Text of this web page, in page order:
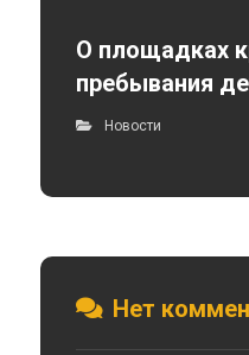
О площадках
пребывания
Новости
Нет